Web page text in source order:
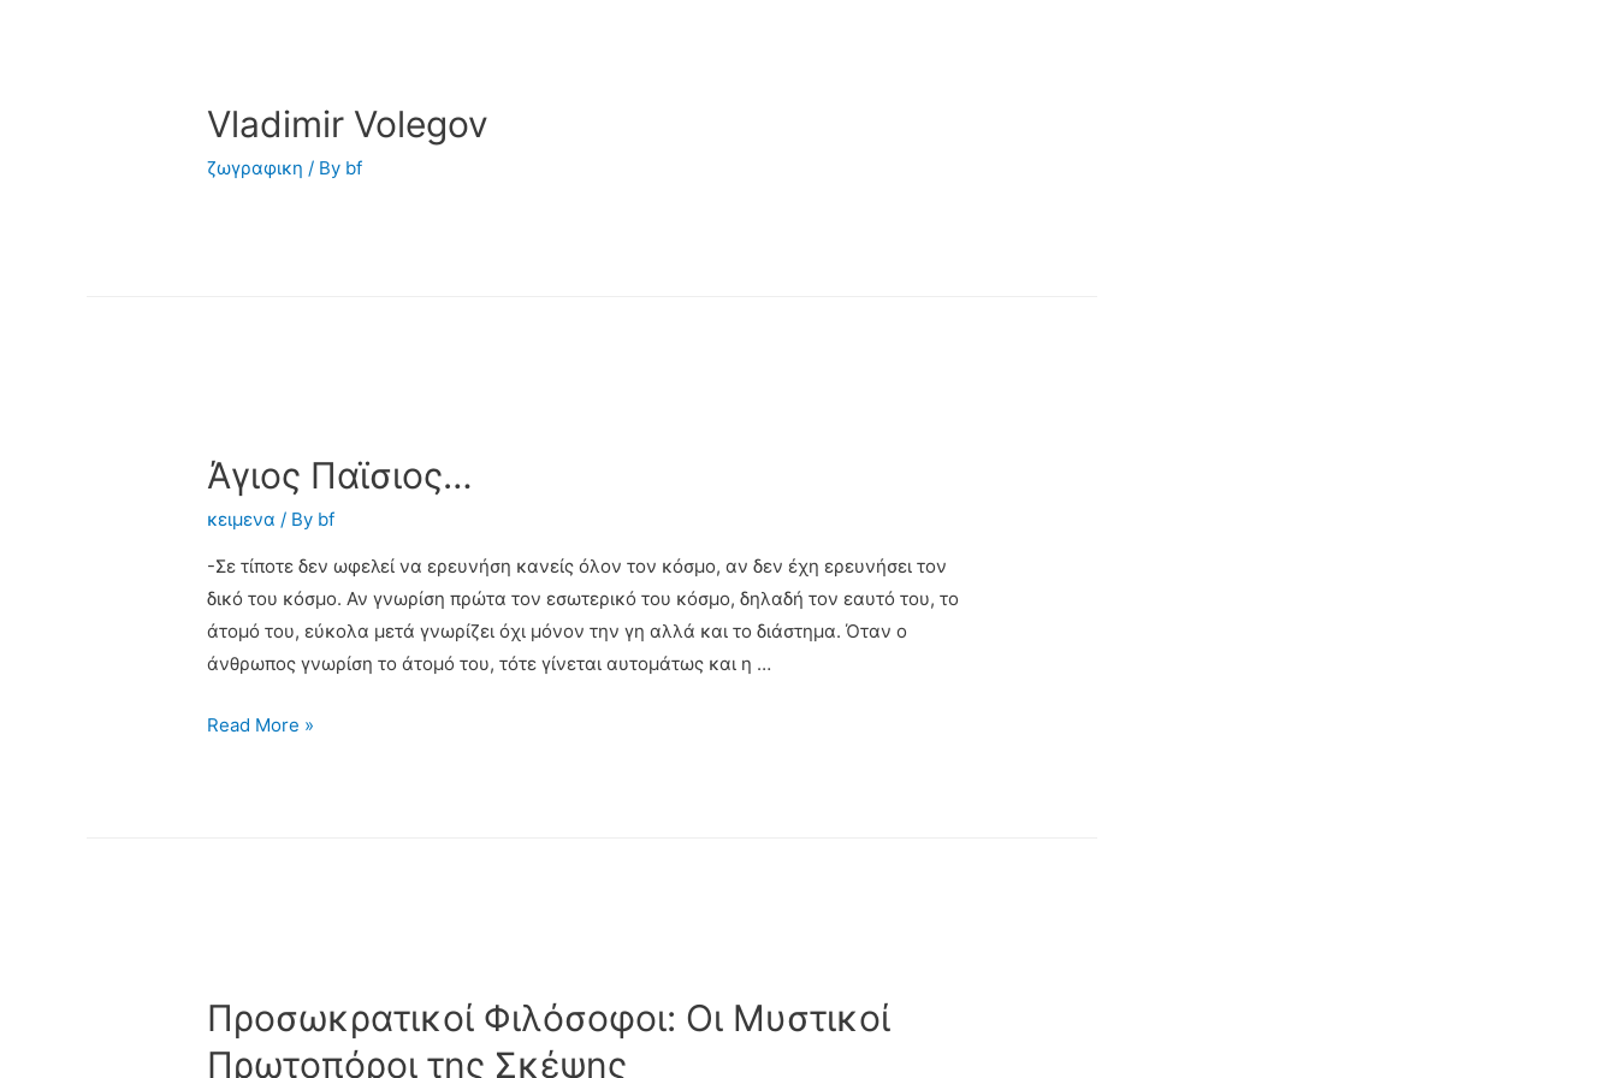
Vladimir Volegov
ζωγραφικη / By bf
Άγιος Παϊσιος…
κειμενα / By bf
-Σε τίποτε δεν ωφελεί να ερευνήση κανείς όλον τον κόσμο, αν δεν έχη ερευνήσει τον
δικό του κόσμο. Αν γνωρίση πρώτα τον εσωτερικό του κόσμο, δηλαδή τον εαυτό του, το
άτομό του, εύκολα μετά γνωρίζει όχι μόνον την γη αλλά και το διάστημα. Όταν ο
άνθρωπος γνωρίση το άτομό του, τότε γίνεται αυτομάτως και η …
Read More »
Προσωκρατικοί Φιλόσοφοι: Οι Μυστικοί
Πρωτοπόροι της Σκέψης